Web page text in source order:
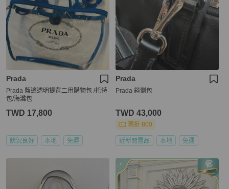
Prada
Prada 藍邊透明提背二用購物包 /托特
包/海灘包
TWD 17,800
狀況良好 本地 免運
Prada
Prada 斜側包
TWD 43,000
現折 800
近新閒置品 本地 免運